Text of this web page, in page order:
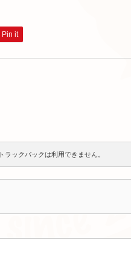
Pin it
トラックバックは利用できません。